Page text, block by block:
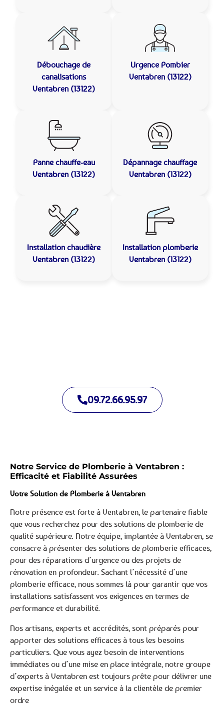
Débouchage de
canalisations
Ventabren (13122)
Urgence Pombier
Ventabren (13122)
Panne chauffe-eau
Ventabren (13122)
Dépannage chauffage
Ventabren (13122)
Installation chaudière
Ventabren (13122)
Installation plomberie
Ventabren (13122)
09.72.66.95.97
Notre Service de Plomberie à Ventabren :
Efficacité et Fiabilité Assurées
Votre Solution de Plomberie à Ventabren
Notre présence est forte à Ventabren, le partenaire fiable
que vous recherchez pour des solutions de plomberie de
qualité supérieure. Notre équipe, implantée à Ventabren, se
consacre à présenter des solutions de plomberie efficaces,
pour des réparations d’urgence ou des projets de
rénovation en profondeur. Sachant l’nécessité d’une
plomberie efficace, nous sommes là pour garantir que vos
installations satisfassent vos exigences en termes de
performance et durabilité.
Nos artisans, experts et accrédités, sont préparés pour
apporter des solutions efficaces à tous les besoins
particuliers. Que vous ayez besoin de interventions
immédiates ou d’une mise en place intégrale, notre groupe
d’experts à Ventabren est toujours prête pour délivrer une
expertise inégalée et un service à la clientèle de premier
ordre